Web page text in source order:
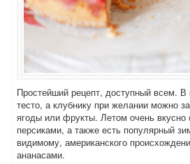
Простейший рецепт, доступный всем. В
тесто, а клубнику при желании можно
ягоды или фрукты. Летом очень вкусно
персиками, а также есть популярный
видимому, американского
ананасами.